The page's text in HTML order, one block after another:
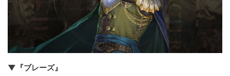
▼『ブレーズ』